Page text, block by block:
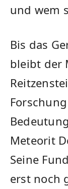
und wem
Bis das
bleibt der
Meteorit
Seine
erst noch